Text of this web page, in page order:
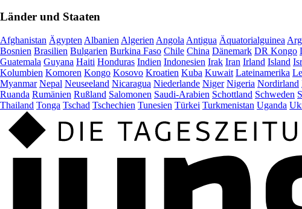
Länder und Staaten
Afghanistan Ägypten Albanien Algerien Angola Antigua Äquatorialguinea
Bosnien Brasilien Bulgarien Burkina Faso Chile China Dänemark DR Kongo
Guatemala Guyana Haiti Honduras Indien Indonesien Irak Iran Irland Island
Kolumbien Komoren Kongo Kosovo Kroatien Kuba Kuwait Lateinamerika
Myanmar Nepal Neuseeland Nicaragua Niederlande Niger Nigeria Nordirland
Ruanda Rumänien Rußland Salomonen Saudi-Arabien Schottland Schweden
Thailand Tonga Tschad Tschechien Tunesien Türkei Turkmenistan Uganda